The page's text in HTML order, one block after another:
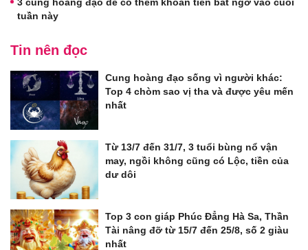
tuần này
Tin nên đọc
Cung hoàng đạo sống vì người khác:
Top 4 chòm sao vị tha và được yêu mến
nhất
Từ 13/7 đến 31/7, 3 tuổi bùng nổ vận
may, ngồi không cũng có Lộc, tiền của
dư dôi
Top 3 con giáp Phúc Đẳng Hà Sa, Thần
Tài nâng đỡ từ 15/7 đến 25/8, số 2 giàu
nhất